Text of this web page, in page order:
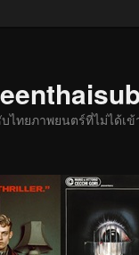
ไทยภาพยนตร์ที่ไม่ได้เ